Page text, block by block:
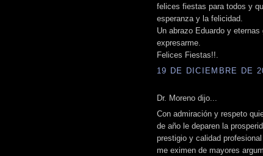
felices fiestas para todos y
esperanza y la felicidad.
Un abrazo Eduardo y
expresarme.
Felices Fiestas!!.
19 DE DICIEMBRE DE
Dr. Moreno dijo...
Con admiración y respeto
de año le deparen la
prestigio y calidad
me eximen de mayores